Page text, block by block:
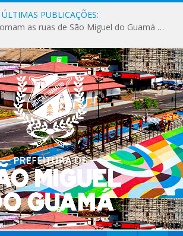
ÚLTIMAS PUBLICAÇÕES:
Milhares de fiéis tomam as ruas de São Miguel do Guamá em uma grande celebração de fé na Marcha para Jesus 2026.